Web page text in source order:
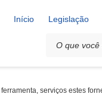
Início Legislação
serviços estes